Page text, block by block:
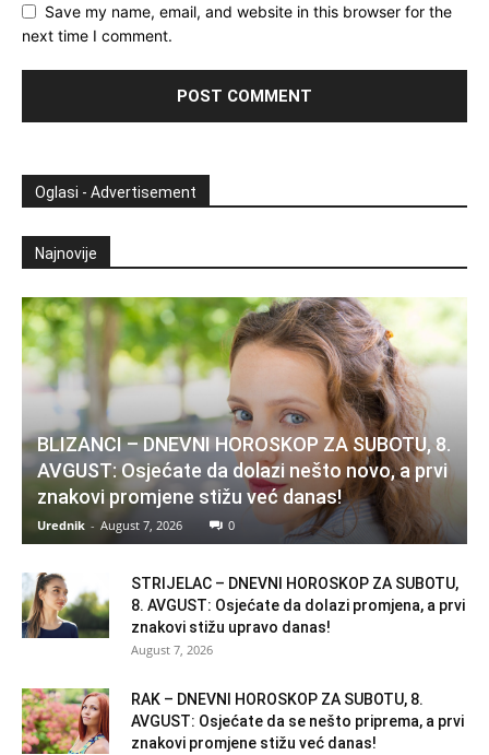
Save my name, email, and website in this browser for the
next time I comment.
Oglasi - Advertisement
Najnovije
BLIZANCI – DNEVNI HOROSKOP ZA SUBOTU, 8.
AVGUST: Osjećate da dolazi nešto novo, a prvi
znakovi promjene stižu već danas!
Urednik - August 7, 2026 0
STRIJELAC – DNEVNI HOROSKOP ZA SUBOTU,
8. AVGUST: Osjećate da dolazi promjena, a prvi
znakovi stižu upravo danas!
August 7, 2026
RAK – DNEVNI HOROSKOP ZA SUBOTU, 8.
AVGUST: Osjećate da se nešto priprema, a prvi
znakovi promjene stižu već danas!